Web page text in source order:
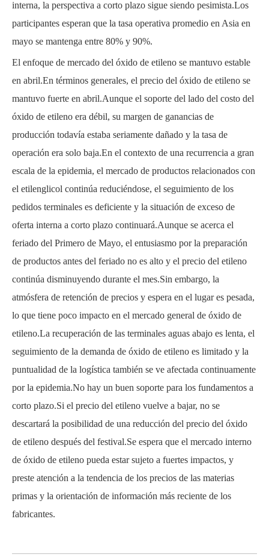
interna, la perspectiva a corto plazo sigue siendo pesimista.Los
participantes esperan que la tasa operativa promedio en Asia en
mayo se mantenga entre 80% y 90%.
El enfoque de mercado del óxido de etileno se mantuvo estable
en abril.En términos generales, el precio del óxido de etileno se
mantuvo fuerte en abril.Aunque el soporte del lado del costo del
óxido de etileno era débil, su margen de ganancias de
producción todavía estaba seriamente dañado y la tasa de
operación era solo baja.En el contexto de una recurrencia a gran
escala de la epidemia, el mercado de productos relacionados con
el etilenglicol continúa reduciéndose, el seguimiento de los
pedidos terminales es deficiente y la situación de exceso de
oferta interna a corto plazo continuará.Aunque se acerca el
feriado del Primero de Mayo, el entusiasmo por la preparación
de productos antes del feriado no es alto y el precio del etileno
continúa disminuyendo durante el mes.Sin embargo, la
atmósfera de retención de precios y espera en el lugar es pesada,
lo que tiene poco impacto en el mercado general de óxido de
etileno.La recuperación de las terminales aguas abajo es lenta, el
seguimiento de la demanda de óxido de etileno es limitado y la
puntualidad de la logística también se ve afectada continuamente
por la epidemia.No hay un buen soporte para los fundamentos a
corto plazo.Si el precio del etileno vuelve a bajar, no se
descartará la posibilidad de una reducción del precio del óxido
de etileno después del festival.Se espera que el mercado interno
de óxido de etileno pueda estar sujeto a fuertes impactos, y
preste atención a la tendencia de los precios de las materias
primas y la orientación de información más reciente de los
fabricantes.